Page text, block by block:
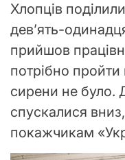
Хлопців
дев’ять-
прийшов
потрібно
сирени не було.
спускалися
покажчикам